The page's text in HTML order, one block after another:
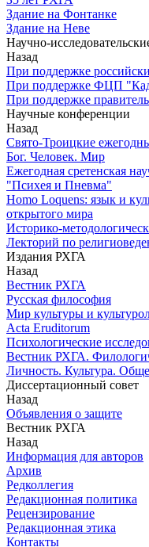
Здание на Фонтанке
Здание на Неве
Научно-
Назад
При поддержке
При поддержке ФЦП
При поддержке
Научные конференции
Назад
Свято-Троицкие
Бог. Человек. Мир
Ежегодная сретенская
"Психея и Пневма"
Homo Loquens: язык и
открытого мира
Историко-
Лекторий по
Издания РХГА
Назад
Вестник РХГА
Русская философия
Мир культуры и
Acta Eruditorum
Психологические
Вестник РХГА.
Личность. Культура.
Диссертационный совет
Назад
Объявления о защите
Вестник РХГА
Назад
Информация для авторов
Архив
Редколлегия
Редакционная политика
Рецензирование
Редакционная этика
Контакты